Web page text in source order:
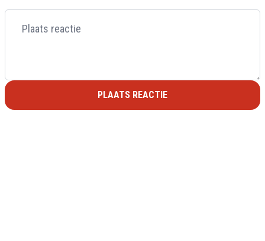
PLAATS REACTIE